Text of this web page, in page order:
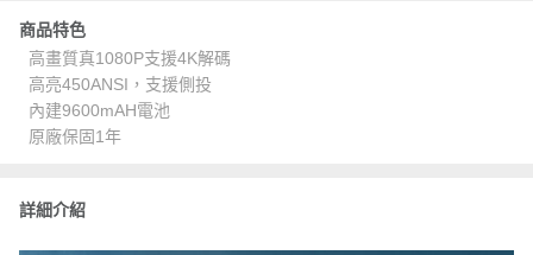
商品特色
高畫質真1080P支援4K解碼
高亮450ANSI，支援側投
內建9600mAH電池
原廠保固1年
詳細介紹